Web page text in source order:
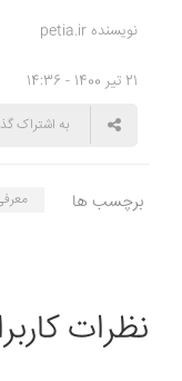
نویسنده petia.ir
21 تیر 1400 - 14:36
به اشتراک
برچسب ها
نظرات